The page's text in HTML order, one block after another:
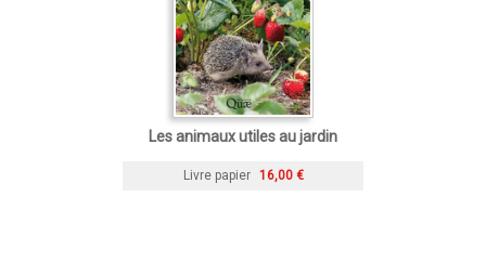
Les animaux utiles au jardin
Livre papier 16,00 €